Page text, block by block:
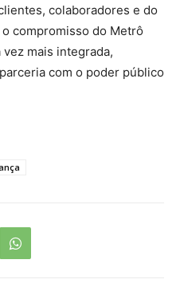
colaboradores e do
compromisso do Metrô
vez mais integrada,
com o poder público